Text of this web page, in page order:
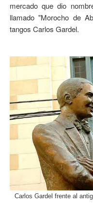
mercado que dio
llamado "Morocho de
tangos Carlos Gardel.
Carlos Gardel frente al